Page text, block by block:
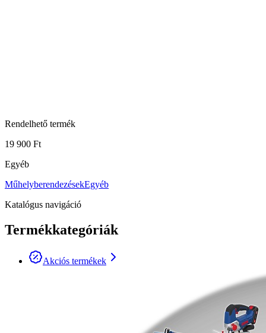
Rendelhető termék
19 900 Ft
Egyéb
MűhelyberendezésekEgyéb
Katalógus navigáció
Termékkategóriák
Akciós termékek